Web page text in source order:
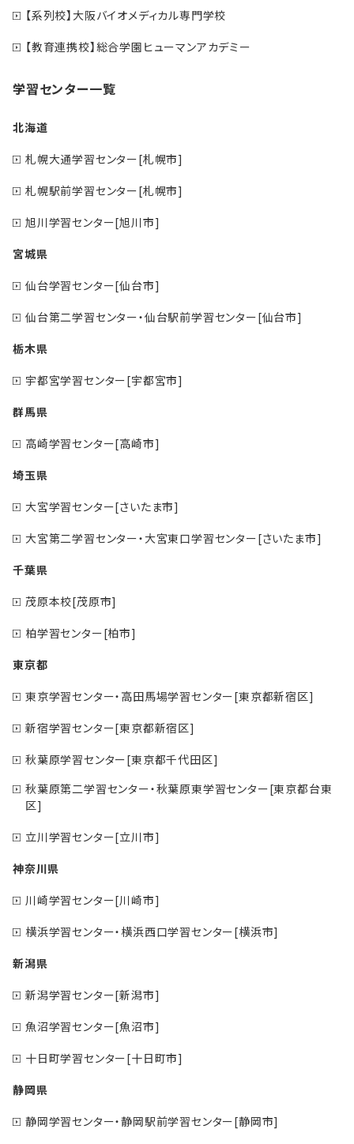
【系列校】大阪バイオメディカル専門学校
【教育連携校】総合学園ヒューマンアカデミー
学習センター一覧
北海道
札幌大通学習センター[札幌市]
札幌駅前学習センター[札幌市]
旭川学習センター[旭川市]
宮城県
仙台学習センター[仙台市]
仙台第二学習センター・仙台駅前学習センター[仙台市]
栃木県
宇都宮学習センター[宇都宮市]
群馬県
高崎学習センター[高崎市]
埼玉県
大宮学習センター[さいたま市]
大宮第二学習センター・大宮東口学習センター[さいたま市]
千葉県
茂原本校[茂原市]
柏学習センター[柏市]
東京都
東京学習センター・高田馬場学習センター[東京都新宿区]
新宿学習センター[東京都新宿区]
秋葉原学習センター[東京都千代田区]
秋葉原第二学習センター・秋葉原東学習センター[東京都台東
区]
立川学習センター[立川市]
神奈川県
川崎学習センター[川崎市]
横浜学習センター・横浜西口学習センター[横浜市]
新潟県
新潟学習センター[新潟市]
魚沼学習センター[魚沼市]
十日町学習センター[十日町市]
静岡県
静岡学習センター・静岡駅前学習センター[静岡市]